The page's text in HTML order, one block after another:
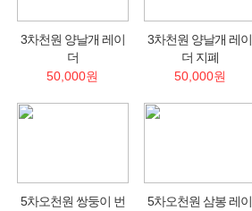
3차천원 양날개 레이
더
50,000원
3차천원 양날개 레이
더 지폐
50,000원
5차오천원 쌍둥이 번
5차오천원 삼봉 레이